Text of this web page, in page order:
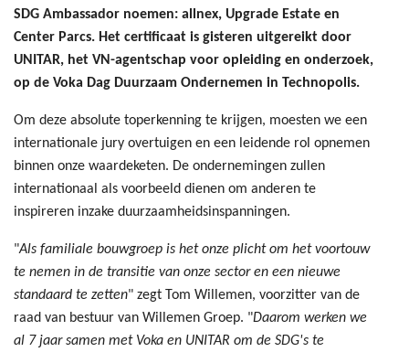
SDG Ambassador noemen: allnex, Upgrade Estate en
Center Parcs. Het certificaat is gisteren uitgereikt door
UNITAR, het VN-agentschap voor opleiding en onderzoek,
op de Voka Dag Duurzaam Ondernemen in Technopolis.
Om deze absolute toperkenning te krijgen, moesten we een
internationale jury overtuigen en een leidende rol opnemen
binnen onze waardeketen. De ondernemingen zullen
internationaal als voorbeeld dienen om anderen te
inspireren inzake duurzaamheidsinspanningen.
"Als familiale bouwgroep is het onze plicht om het voortouw
te nemen in de transitie van onze sector en een nieuwe
standaard te zetten" zegt Tom Willemen, voorzitter van de
raad van bestuur van Willemen Groep. "Daarom werken we
al 7 jaar samen met Voka en UNITAR om de SDG's te